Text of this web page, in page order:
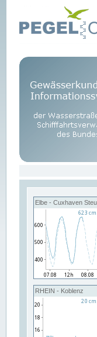
Elbe - Cuxhaven
RHEIN - Koblenz